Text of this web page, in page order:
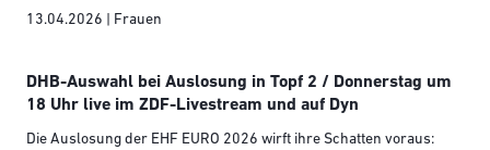
13.04.2026 | Frauen
DHB-Auswahl bei Auslosung in Topf 2 / Donnerstag um
18 Uhr live im ZDF-Livestream und auf Dyn
Die Auslosung der EHF EURO 2026 wirft ihre Schatten voraus: